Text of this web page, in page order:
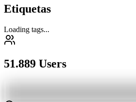
Etiquetas
Loading tags...
51.889 Users